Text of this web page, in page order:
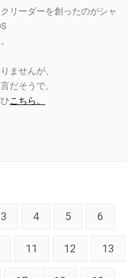
リーダーを創ったのがシャ
ませんが、
だそうで。
こちら。
3 4 5 6
11 12 13